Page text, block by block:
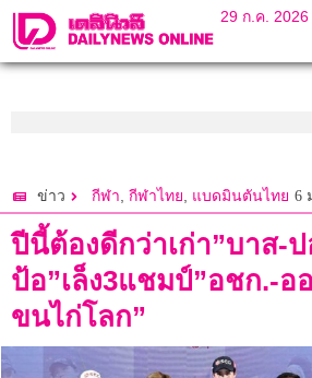
29 ก.ค. 2026
ข่าว กีฬา, กีฬาไทย, แบดมินตันไทย 6
ปีนี้ต้องดีกว่าเก่า”บาส-
ป้อ”เล็ง3แชมป์”อชก.-อ
ขนไก่โลก”